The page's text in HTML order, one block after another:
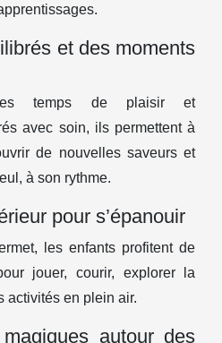
et des moments
temps de plaisir et
avec soin, ils permettent à
de nouvelles saveurs et
à son rythme.
pour s’épanouir
les enfants profitent de
jouer, courir, explorer la
activités en plein air.
autour des